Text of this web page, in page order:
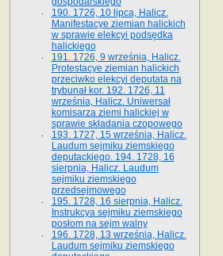
190. 1726, 10 lipca, Halicz.
Manifestacye ziemian halickich
w sprawie elekcyi podsędka
halickiego
191. 1726, 9 września, Halicz.
Protestacye ziemian halickich
przeciwko elekcyi deputata na
trybunał kor. 192. 1726, 11
września, Halicz. Uniwersał
komisarza ziemi halickiej w
sprawie składania czopowego
193. 1727, 15 września, Halicz.
Laudum sejmiku ziemskiego
deputackiego. 194. 1728, 16
sierpnia, Halicz. Laudum
sejmiku ziemskiego
przedsejmowego
195. 1728, 16 sierpnia, Halicz.
Instrukcya sejmiku ziemskiego
posłom na sejm walny
196. 1728, 13 września, Halicz.
Laudum sejmiku ziemskiego